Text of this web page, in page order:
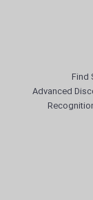
Find
Advanced